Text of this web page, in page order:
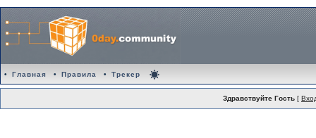
• Главная • Правила • Трекер
Здравствуйте Гость [